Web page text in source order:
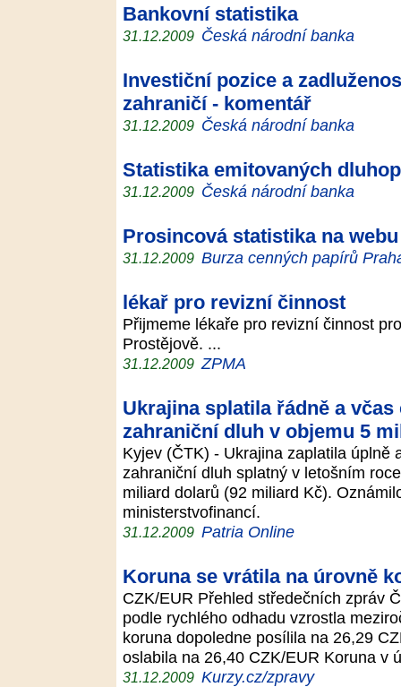
Bankovní statistika
31.12.2009 Česká národní banka
Investiční pozice a
zahraničí - komentář
31.12.2009 Česká národní banka
Statistika emitovaných
31.12.2009 Česká národní banka
Prosincová statistika na
31.12.2009 Burza cenných papírů
lékař pro revizní činnost
Přijmeme lékaře pro revizní činnost
Prostějově. ...
31.12.2009 ZPMA
Ukrajina splatila řádně a
zahraniční dluh v objemu 5
Kyjev (ČTK) - Ukrajina zaplatila úplně
zahraniční dluh splatný v letošním
miliard dolarů (92 miliard Kč).
ministerstvofinancí.
31.12.2009 Patria Online
Koruna se vrátila na úrovně
CZK/EUR Přehled středečních zpráv
podle rychlého odhadu vzrostla
koruna dopoledne posílila na 26,29
oslabila na 26,40 CZK/EUR Koruna v
31.12.2009 Kurzy.cz/zpravy